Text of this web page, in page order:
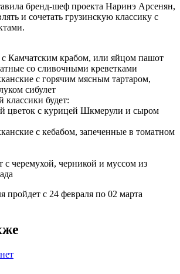
бренд-шеф проекта Наринэ Арсенян,
и сочетать грузинскую классику с
Камчатским крабом, или яйцом пашот
со сливочными креветками
с горячим мясным тартаром,
сибулет
классики будет:
цветок с курицей Шкмерули и сыром
с кебабом, запеченные в томатном
с черемухой, черникой и муссом из
пройдет с 24 февраля по 02 марта